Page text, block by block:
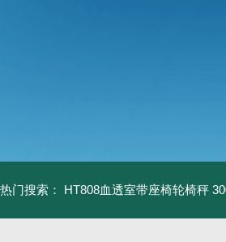
热门搜索： HT808血透室带座椅轮椅秤